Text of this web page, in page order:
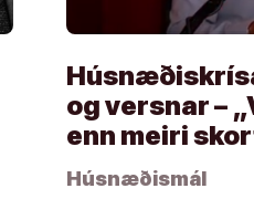
og versnar –
enn meiri
Húsnæðismál